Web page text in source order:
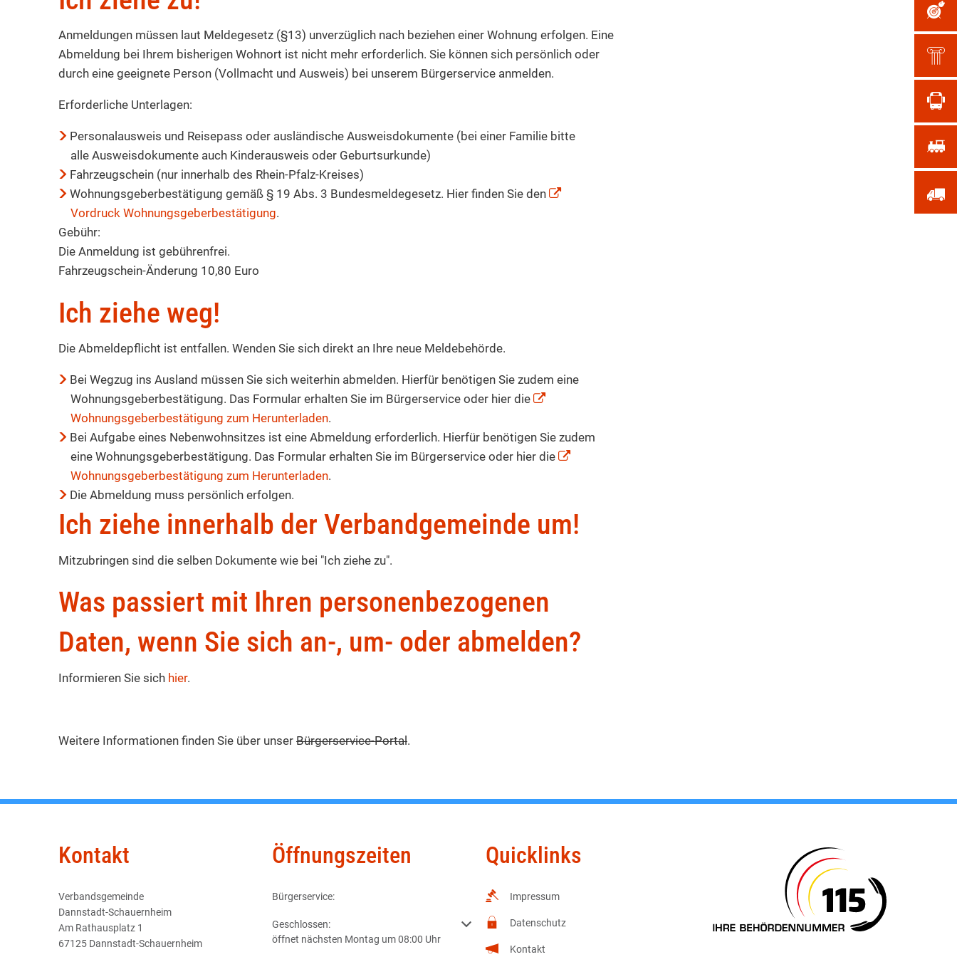
Anmeldungen müssen laut Meldegesetz (§13) unverzüglich nach beziehen einer Wohnung erfolgen. Eine
Abmeldung bei Ihrem bisherigen Wohnort ist nicht mehr erforderlich. Sie können sich persönlich oder
durch eine geeignete Person (Vollmacht und Ausweis) bei unserem Bürgerservice anmelden.
Erforderliche Unterlagen:
Personalausweis und Reisepass oder ausländische Ausweisdokumente (bei einer Familie bitte
alle Ausweisdokumente auch Kinderausweis oder Geburtsurkunde)
Fahrzeugschein (nur innerhalb des Rhein-Pfalz-Kreises)
Wohnungsgeberbestätigung gemäß § 19 Abs. 3 Bundesmeldegesetz. Hier finden Sie den
Vordruck Wohnungsgeberbestätigung.
Gebühr:
Die Anmeldung ist gebührenfrei.
Fahrzeugschein-Änderung 10,80 Euro
Ich ziehe weg!
Die Abmeldepflicht ist entfallen. Wenden Sie sich direkt an Ihre neue Meldebehörde.
Bei Wegzug ins Ausland müssen Sie sich weiterhin abmelden. Hierfür benötigen Sie zudem eine
Wohnungsgeberbestätigung. Das Formular erhalten Sie im Bürgerservice oder hier die
Wohnungsgeberbestätigung zum Herunterladen.
Bei Aufgabe eines Nebenwohnsitzes ist eine Abmeldung erforderlich. Hierfür benötigen Sie zudem
eine Wohnungsgeberbestätigung. Das Formular erhalten Sie im Bürgerservice oder hier die
Wohnungsgeberbestätigung zum Herunterladen.
Die Abmeldung muss persönlich erfolgen.
Ich ziehe innerhalb der Verbandgemeinde um!
Mitzubringen sind die selben Dokumente wie bei "Ich ziehe zu".
Was passiert mit Ihren personenbezogenen
Daten, wenn Sie sich an-, um- oder abmelden?
Informieren Sie sich hier.
Weitere Informationen finden Sie über unser Bürgerservice-Portal.
Kontakt
Verbandsgemeinde
Dannstadt-Schauernheim
Am Rathausplatz 1
67125 Dannstadt-Schauernheim
Öffnungszeiten
Bürgerservice:
Klicken, um weitere Öffnungs- oder Schließzeiten auszublenden
Geschlossen:
öffnet nächsten Montag um 08:00 Uhr
Quicklinks
Impressum
Datenschutz
Kontakt